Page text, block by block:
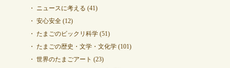
ニュースに考える (41)
安心安全(12)
たまごのビックリ科学(51)
たまごの歴史・文学・文化学(101)
世界のたまごアート (23)